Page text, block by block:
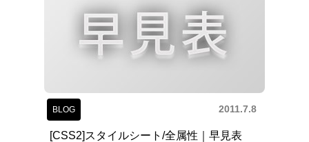
BLOG 2011.7.8
[CSS2]スタイルシート/全属性｜早見表